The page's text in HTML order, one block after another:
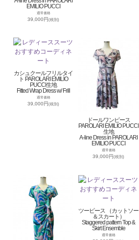
EMILIO PUCCI
通常価格
39,000円(税別)
カシュクールフリルタイ
ト PAROLARI EMILIO
PUCCI生地
Fitted Wrap Dress w/ Frill
通常価格
39,000円(税別)
ドールワンピース
PAROLARI EMILIO PUCCI
生地
A-line Dress in PAROLARI
EMILIO PUCCI
通常価格
39,000円(税別)
ツーピース （カットソー
＆スカート）
Staggered pattern Top &
Skirt Ensemble
通常価格